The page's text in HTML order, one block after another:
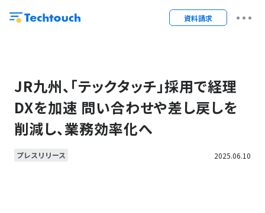
資料請求
JR九州、「テックタッチ」採用で経理
DXを加速 問い合わせや差し戻しを
削減し、業務効率化へ
プレスリリース 2025.06.10